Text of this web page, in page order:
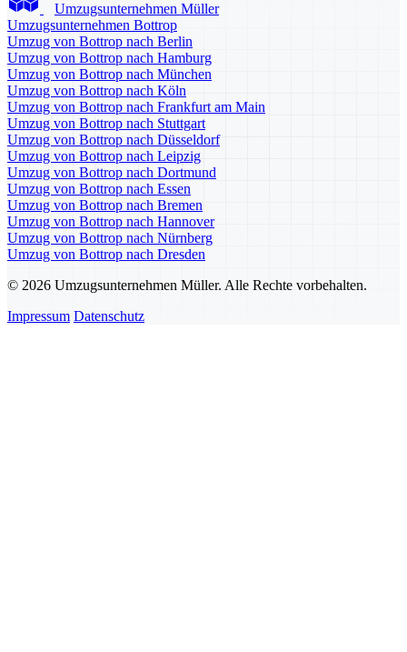
Umzugsunternehmen Müller
Umzugsunternehmen Bottrop
Umzug von Bottrop nach Berlin
Umzug von Bottrop nach Hamburg
Umzug von Bottrop nach München
Umzug von Bottrop nach Köln
Umzug von Bottrop nach Frankfurt am Main
Umzug von Bottrop nach Stuttgart
Umzug von Bottrop nach Düsseldorf
Umzug von Bottrop nach Leipzig
Umzug von Bottrop nach Dortmund
Umzug von Bottrop nach Essen
Umzug von Bottrop nach Bremen
Umzug von Bottrop nach Hannover
Umzug von Bottrop nach Nürnberg
Umzug von Bottrop nach Dresden
© 2026 Umzugsunternehmen Müller. Alle Rechte vorbehalten.
Impressum Datenschutz